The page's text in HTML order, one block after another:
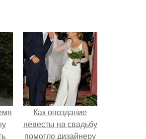
Как опоздание
невесты на свадьбу
помогло дизайнеру